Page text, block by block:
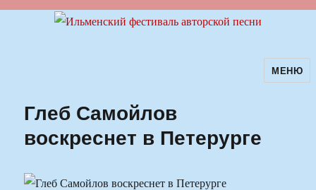
Ильменский фестиваль авторскойМЕНЮ
Глеб Самойлов
воскреснет в Петерурге